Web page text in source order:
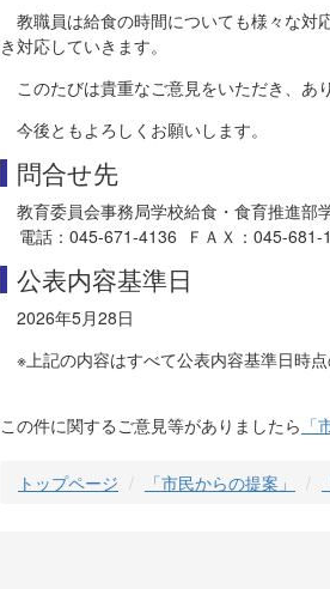
教職員は給食の時間についても様々な対
き対応していきます。
このたびは貴重なご意見をいただき、あ
今後ともよろしくお願いします。
問合せ先
教育委員会事務局学校給食・食育推進部
電話：045-671-4136 ＦＡＸ：045-681-
公表内容基準日
2026年5月28日
※上記の内容はすべて公表内容基準日時
この件に関するご意見等がありましたら 「
トップページ 「市民からの提案」